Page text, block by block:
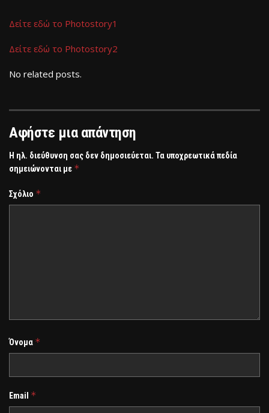
Δείτε εδώ το Photostory1
Δείτε εδώ το Photostory2
No related posts.
Αφήστε μια απάντηση
Η ηλ. διεύθυνση σας δεν δημοσιεύεται. Τα υποχρεωτικά πεδία
σημειώνονται με *
Σχόλιο *
Όνομα *
Email *